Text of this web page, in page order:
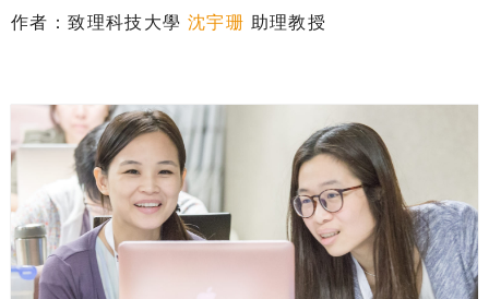
作者：致理科技大學 沈宇珊 助理教授